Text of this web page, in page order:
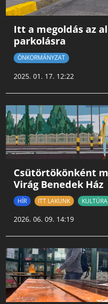
Itt a megoldás az
parkolásra
ÖNKORMÁNYZAT
2025. 01. 17. 12:22
Csütörtökönként
Virág Benedek Ház
HÍR ITT LAKUNK KULTÚRA
2026. 06. 09. 14:19